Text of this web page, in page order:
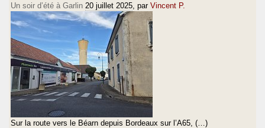
Un soir d’été à Garlin 20 juillet 2025 , par Vincent P.
Sur la route vers le Béarn depuis Bordeaux sur l’A65, (…)